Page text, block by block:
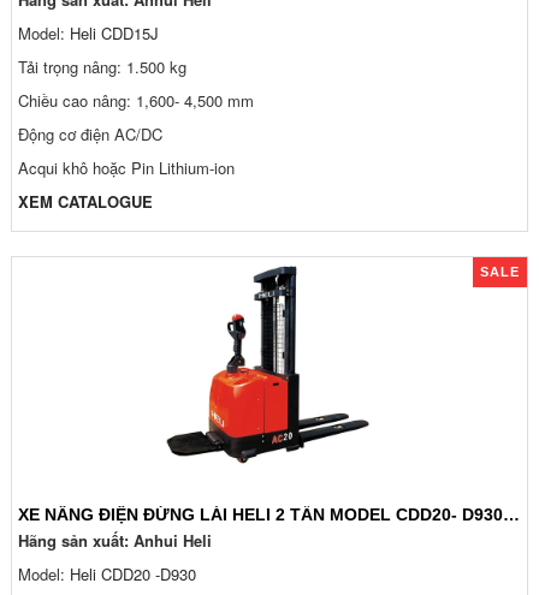
Model: Heli CDD15J
Tải trọng nâng: 1.500 kg
Chiều cao nâng: 1,600- 4,500 mm
Động cơ điện AC/DC
Acqui khô hoặc Pin Lithium-ion
XEM CATALOGUE
SALE
XE NÂNG ĐIỆN ĐỨNG LÁI HELI 2 TẤN MODEL CDD20- D930. 2025
Hãng sản xuất: Anhui Heli
Model: Heli CDD20 -D930